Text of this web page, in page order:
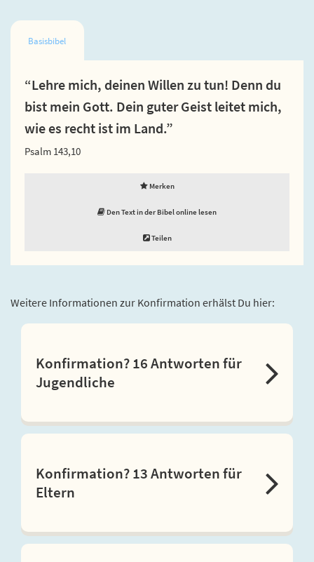
Basisbibel
“Lehre mich, deinen Willen zu tun! Denn du
bist mein Gott. Dein guter Geist leitet mich,
wie es recht ist im Land.”
Psalm 143,10
Merken
Den Text in der Bibel online lesen
Teilen
Weitere Informationen zur Konfirmation erhälst Du hier:
Konfirmation? 16 Antworten für
Jugendliche
Konfirmation? 13 Antworten für
Eltern